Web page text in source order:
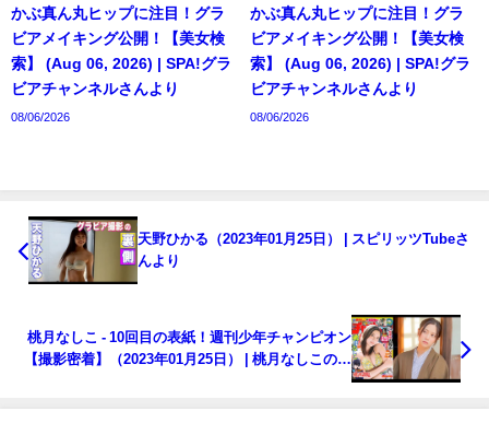
かぶ真ん丸ヒップに注目！グラ
ビアメイキング公開！【美女検
索】 (Aug 06, 2026) | SPA!グラ
ビアチャンネルさんより
08/06/2026
かぶ真ん丸ヒップに注目！グラ
ビアメイキング公開！【美女検
索】 (Aug 06, 2026) | SPA!グラ
ビアチャンネルさんより
08/06/2026
天野ひかる（2023年01月25日） | スピリッツTubeさ
んより
桃月なしこ - 10回目の表紙！週刊少年チャンピオン
【撮影密着】（2023年01月25日） | 桃月なしこのな